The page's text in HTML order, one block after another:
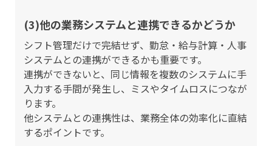
(3)他の業務システムと連携できるかどうか
シフト管理だけで完結せず、勤怠・給与計算・人事
システムとの連携ができるかも重要です。
連携ができないと、同じ情報を複数のシステムに手
入力する手間が発生し、ミスやタイムロスにつなが
ります。
他システムとの連携性は、業務全体の効率化に直結
するポイントです。